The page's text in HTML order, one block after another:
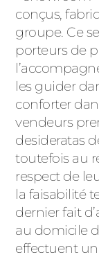
conçus,
groupe. Ce
porteurs de
les guider
conforter
vendeurs
desideratas
toutefois au
respect de
la faisabilité
dernier fait
au domicile
effectuent